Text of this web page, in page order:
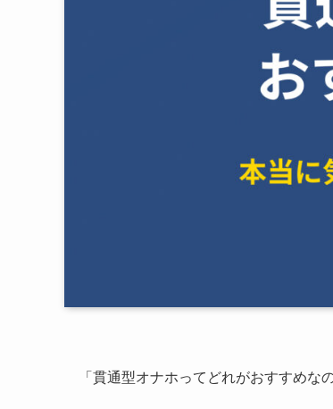
「貫通型オナホってどれがおすすめな